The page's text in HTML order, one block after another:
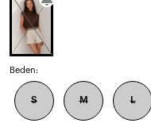
Beden:
S M L